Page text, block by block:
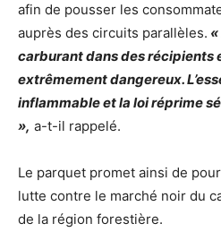
afin de pousser les
auprès des circuits parallèles.
carburant dans des récipients
extrêmement dangereux.
inflammable et la loi réprime
», a-t-il rappelé.
Le parquet promet ainsi de
lutte contre le marché noir du
de la région forestière.